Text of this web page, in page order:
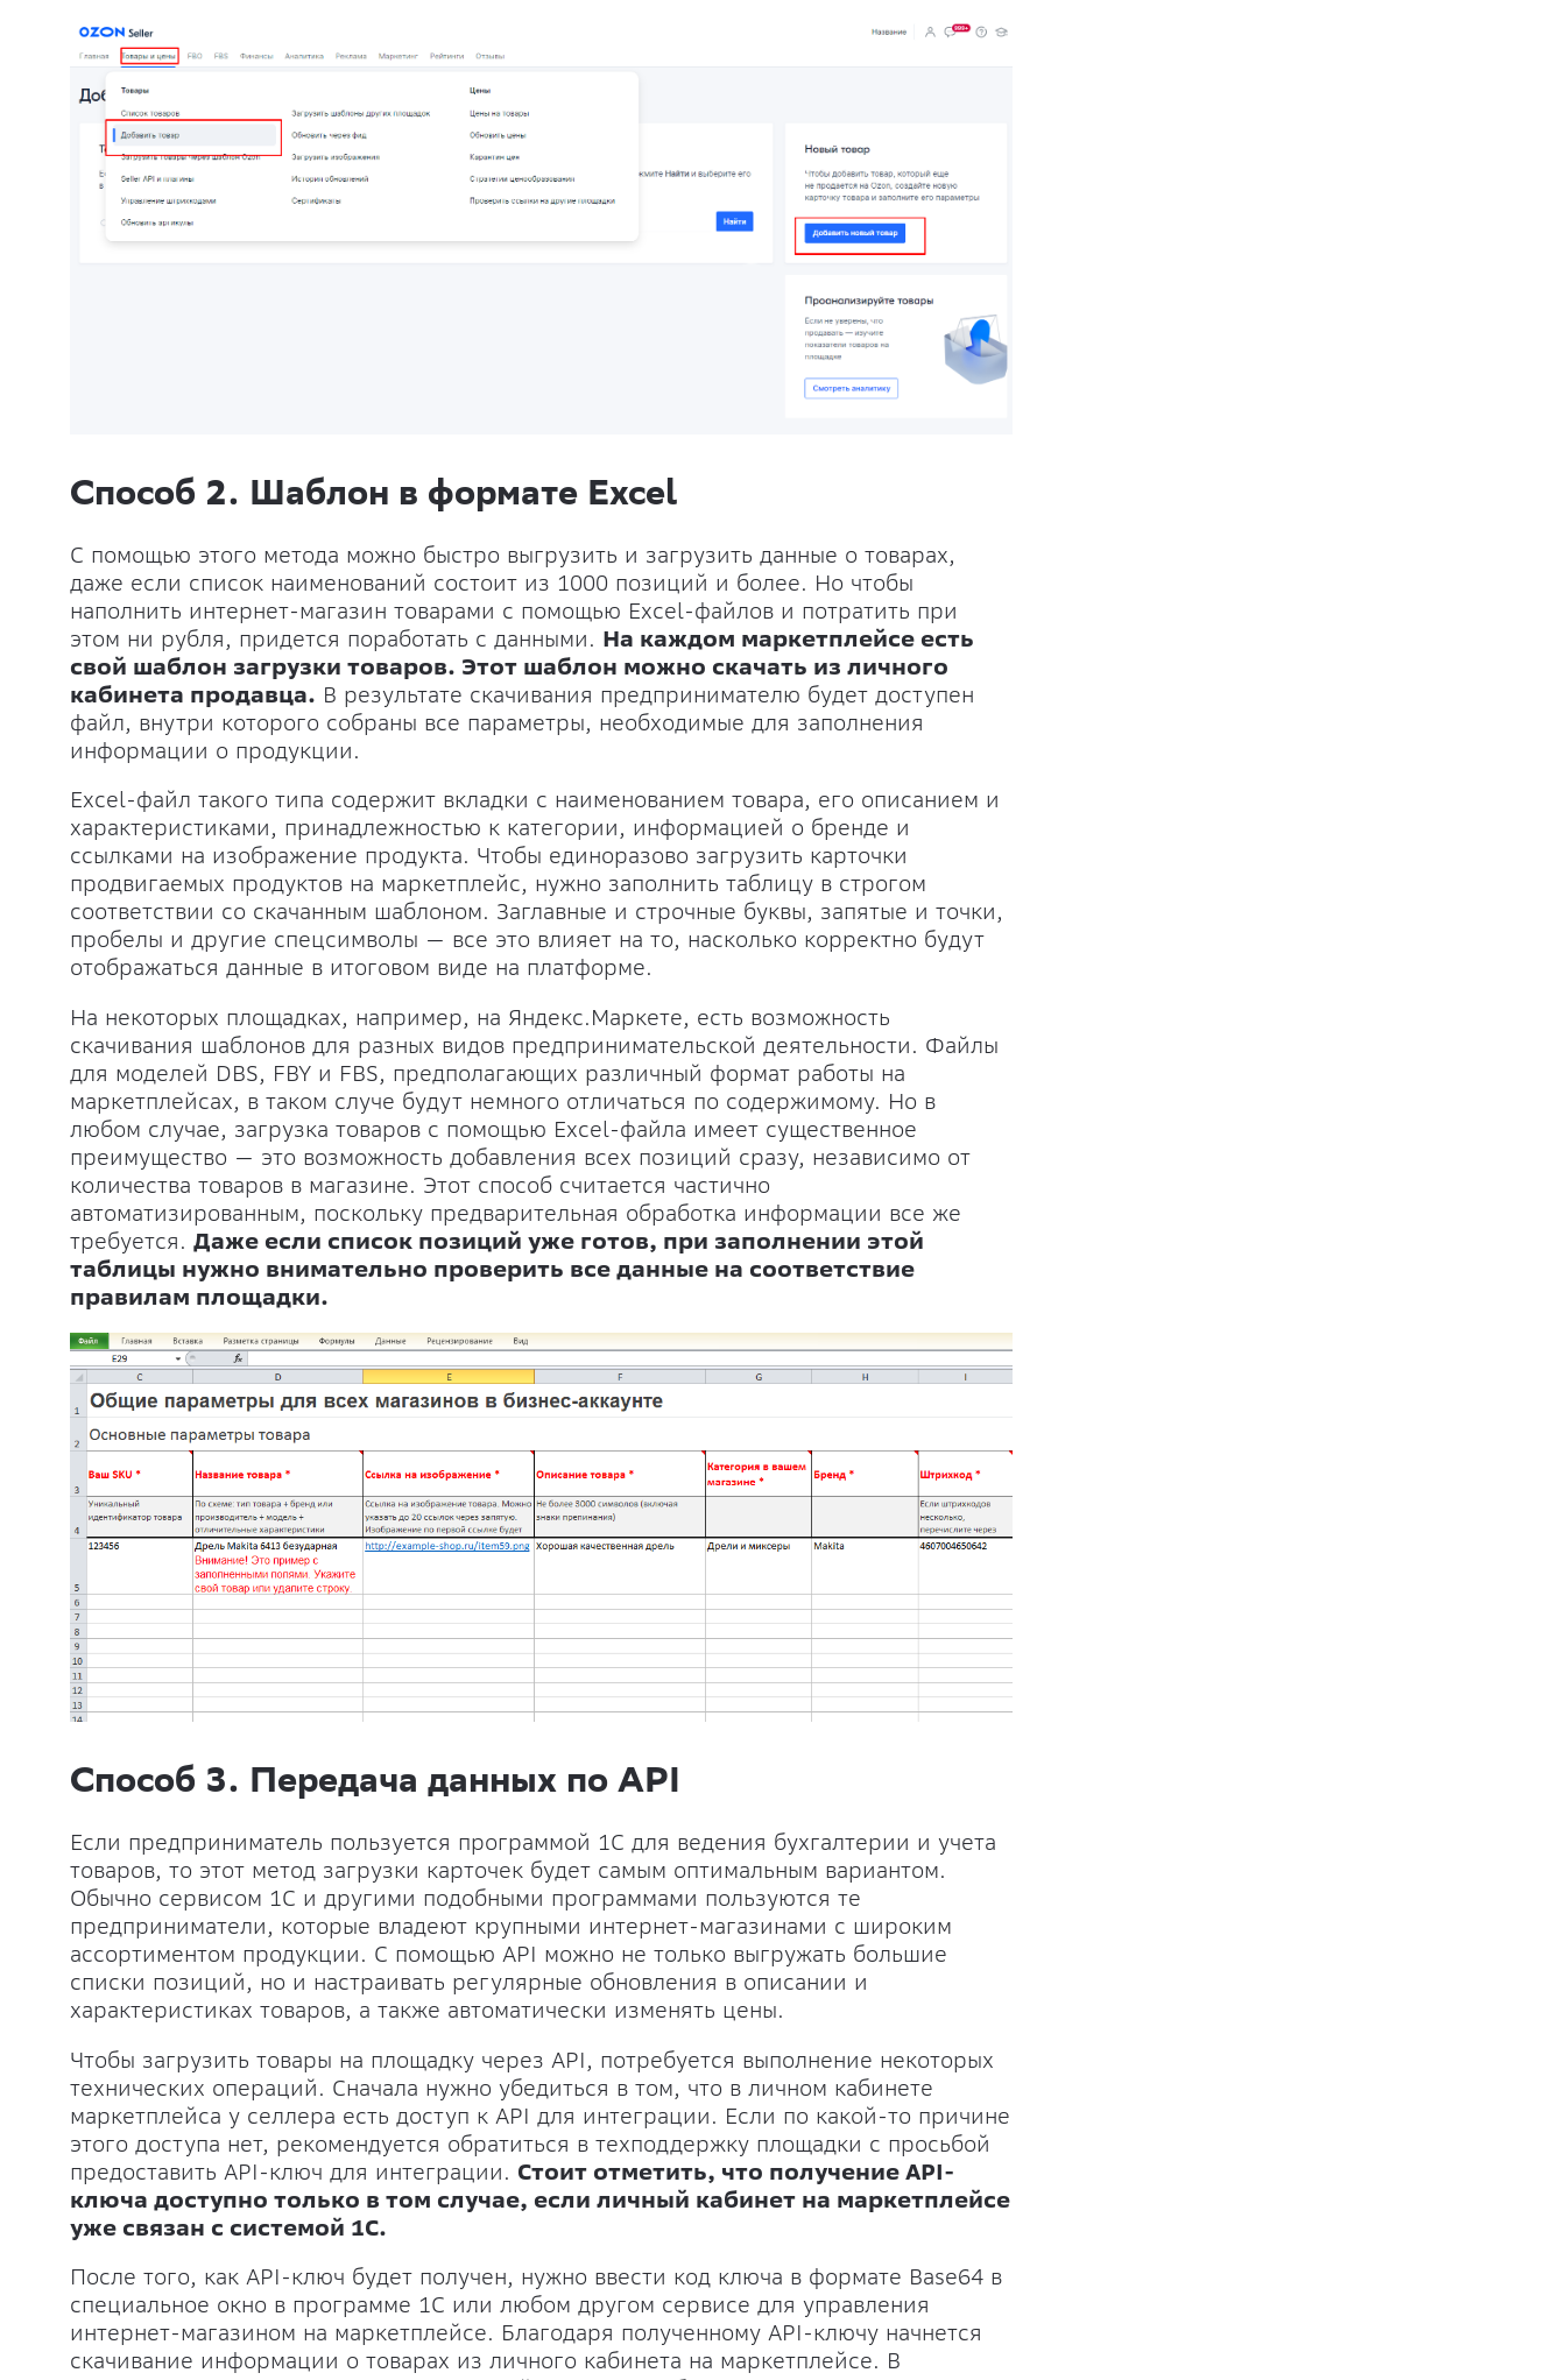
Способ 2. Шаблон в формате Excel
С помощью этого метода можно быстро выгрузить и загрузить данные о товарах,
даже если список наименований состоит из 1000 позиций и более. Но чтобы
наполнить интернет-магазин товарами с помощью Excel-файлов и потратить при
этом ни рубля, придется поработать с данными. На каждом маркетплейсе есть
свой шаблон загрузки товаров. Этот шаблон можно скачать из личного
кабинета продавца. В результате скачивания предпринимателю будет доступен
файл, внутри которого собраны все параметры, необходимые для заполнения
информации о продукции.
Excel-файл такого типа содержит вкладки с наименованием товара, его описанием и
характеристиками, принадлежностью к категории, информацией о бренде и
ссылками на изображение продукта. Чтобы единоразово загрузить карточки
продвигаемых продуктов на маркетплейс, нужно заполнить таблицу в строгом
соответствии со скачанным шаблоном. Заглавные и строчные буквы, запятые и точки,
пробелы и другие спецсимволы — все это влияет на то, насколько корректно будут
отображаться данные в итоговом виде на платформе.
На некоторых площадках, например, на Яндекс.Маркете, есть возможность
скачивания шаблонов для разных видов предпринимательской деятельности. Файлы
для моделей DBS, FBY и FBS, предполагающих различный формат работы на
маркетплейсах, в таком случе будут немного отличаться по содержимому. Но в
любом случае, загрузка товаров с помощью Excel-файла имеет существенное
преимущество — это возможность добавления всех позиций сразу, независимо от
количества товаров в магазине. Этот способ считается частично
автоматизированным, поскольку предварительная обработка информации все же
требуется. Даже если список позиций уже готов, при заполнении этой
таблицы нужно внимательно проверить все данные на соответствие
правилам площадки.
Способ 3. Передача данных по API
Если предприниматель пользуется программой 1С для ведения бухгалтерии и учета
товаров, то этот метод загрузки карточек будет самым оптимальным вариантом.
Обычно сервисом 1С и другими подобными программами пользуются те
предприниматели, которые владеют крупными интернет-магазинами с широким
ассортиментом продукции. С помощью API можно не только выгружать большие
списки позиций, но и настраивать регулярные обновления в описании и
характеристиках товаров, а также автоматически изменять цены.
Чтобы загрузить товары на площадку через API, потребуется выполнение некоторых
технических операций. Сначала нужно убедиться в том, что в личном кабинете
маркетплейса у селлера есть доступ к API для интеграции. Если по какой-то причине
этого доступа нет, рекомендуется обратиться в техподдержку площадки с просьбой
предоставить API-ключ для интеграции. Стоит отметить, что получение API-
ключа доступно только в том случае, если личный кабинет на маркетплейсе
уже связан с системой 1С.
После того, как API-ключ будет получен, нужно ввести код ключа в формате Base64 в
специальное окно в программе 1С или любом другом сервисе для управления
интернет-магазином на маркетплейсе. Благодаря полученному API-ключу начнется
скачивание информации о товарах из личного кабинета на маркетплейсе. В